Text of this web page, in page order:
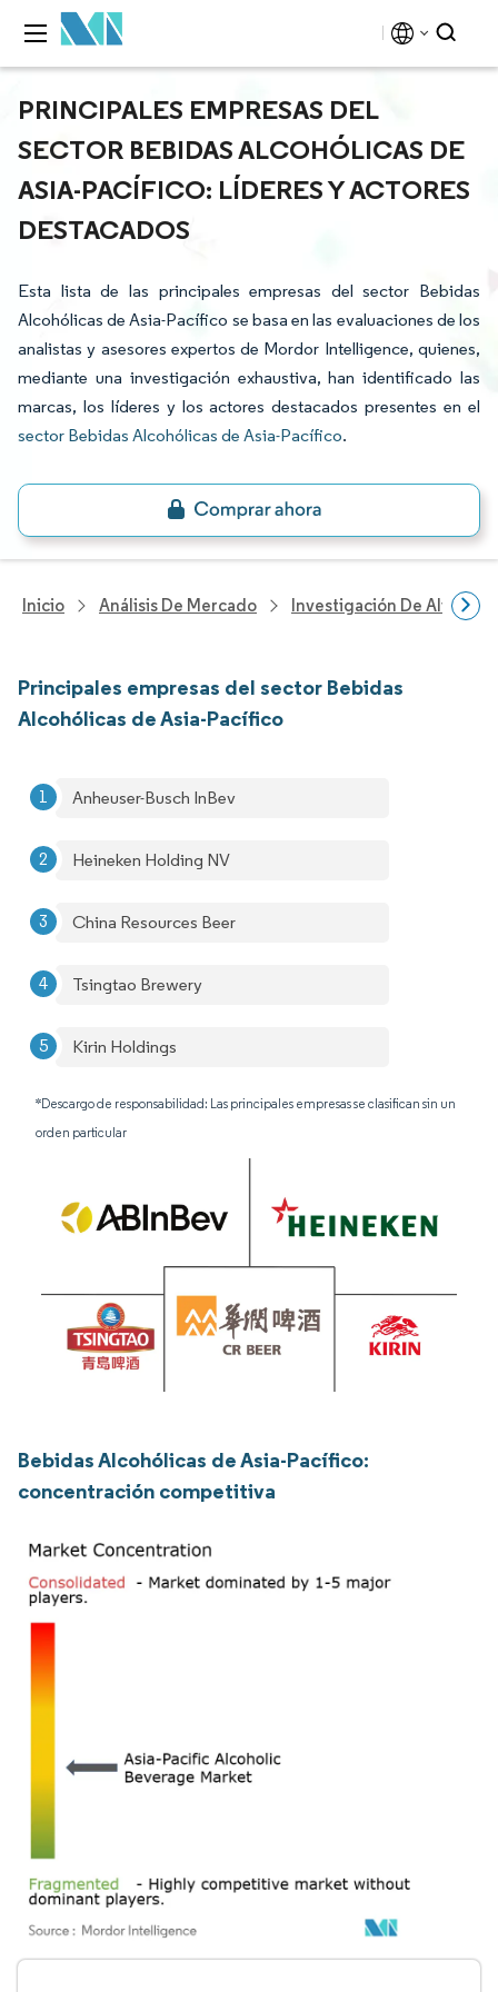
PRINCIPALES EMPRESAS DEL
SECTOR BEBIDAS ALCOHÓLICAS DE
ASIA-PACÍFICO: LÍDERES Y ACTORES
DESTACADOS
Esta lista de las principales empresas del sector Bebidas
Alcohólicas de Asia-Pacífico se basa en las evaluaciones de los
analistas y asesores expertos de Mordor Intelligence, quienes,
mediante una investigación exhaustiva, han identificado las
marcas, los líderes y los actores destacados presentes en el
sector Bebidas Alcohólicas de Asia-Pacífico.
Inicio Análisis De Mercado Investigación De
Principales empresas del sector Bebidas
Alcohólicas de Asia-Pacífico
Anheuser-Busch InBev
Heineken Holding NV
China Resources Beer
Tsingtao Brewery
Kirin Holdings
*Descargo de responsabilidad: Las principales empresas se clasifican sin un
orden particular
Bebidas Alcohólicas de Asia-Pacífico:
concentración competitiva